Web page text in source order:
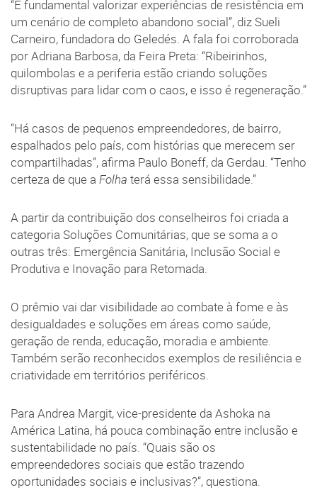
“É fundamental valorizar experiências de resistência em
um cenário de completo abandono social”, diz Sueli
Carneiro, fundadora do Geledés. A fala foi corroborada
por Adriana Barbosa, da Feira Preta: “Ribeirinhos,
quilombolas e a periferia estão criando soluções
disruptivas para lidar com o caos, e isso é regeneração.”
“Há casos de pequenos empreendedores, de bairro,
espalhados pelo país, com histórias que merecem ser
compartilhadas”, afirma Paulo Boneff, da Gerdau. “Tenho
certeza de que a Folha terá essa sensibilidade.”
A partir da contribuição dos conselheiros foi criada a
categoria Soluções Comunitárias, que se soma a o
outras três: Emergência Sanitária, Inclusão Social e
Produtiva e Inovação para Retomada.
O prêmio vai dar visibilidade ao combate à fome e às
desigualdades e soluções em áreas como saúde,
geração de renda, educação, moradia e ambiente.
Também serão reconhecidos exemplos de resiliência e
criatividade em territórios periféricos.
Para Andrea Margit, vice-presidente da Ashoka na
América Latina, há pouca combinação entre inclusão e
sustentabilidade no país. “Quais são os
empreendedores sociais que estão trazendo
oportunidades sociais e inclusivas?”, questiona.